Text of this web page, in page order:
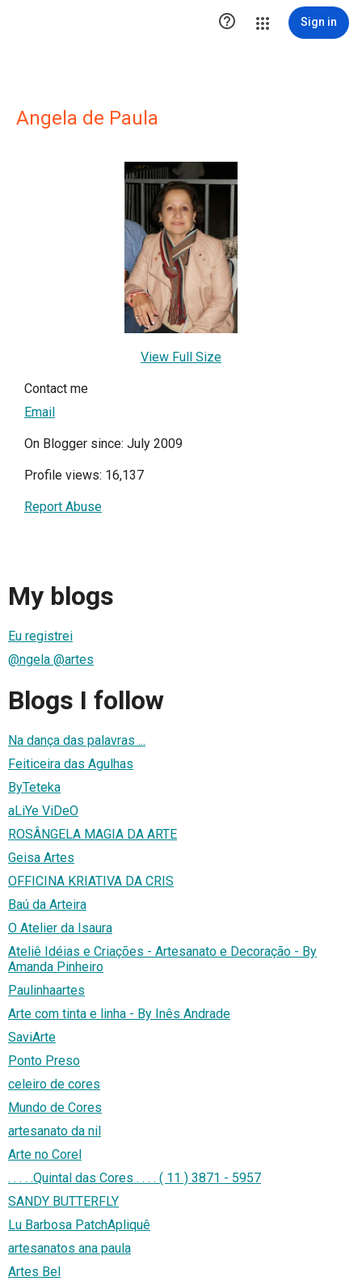
 Sign in
Angela de Paula
View Full Size
Contact me
Email
On Blogger since: July 2009
Profile views: 16,137
Report Abuse
My blogs
Eu registrei
@ngela @artes
Blogs I follow
Na dança das palavras ...
Feiticeira das Agulhas
ByTeteka
aLiYe ViDeO
ROSÂNGELA MAGIA DA ARTE
Geisa Artes
OFFICINA KRIATIVA DA CRIS
Baú da Arteira
O Atelier da Isaura
Ateliê Idéias e Criações - Artesanato e Decoração - By
Amanda Pinheiro
Paulinhaartes
Arte com tinta e linha - By Inês Andrade
SaviArte
Ponto Preso
celeiro de cores
Mundo de Cores
artesanato da nil
Arte no Corel
. . . . .Quintal das Cores . . . . ( 11 ) 3871 - 5957
SANDY BUTTERFLY
Lu Barbosa PatchApliquê
artesanatos ana paula
Artes Bel